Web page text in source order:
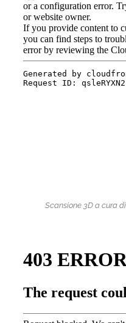
Scansione 3D a cura di